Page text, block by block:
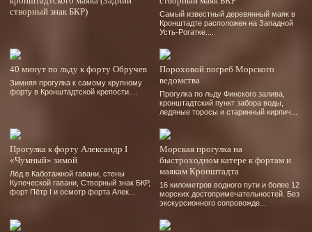
створный знак БКР)
Самый известный деревянный маяк в
Кронштадте расположен на Западной
Усть-Рогатке....
40 минут по льду к форту Обручев
Зимняя прогулка к самому крупному
форту в Кронштадтской крепости....
Пороховой погреб Морского
ведомства
Прогулка по льду Финского залива,
кронштадтский пункт забора воды,
ледяные торосы и старинный кирпич...
Прогулка к форту Александр I
«Чумный» зимой
Лёд в Каботажной гавани, стены
Купеческой гавани, Створный знак БКР,
форт Пётр І и осмотр форта Алек...
Морская прогулка на
быстроходном катере к фортам и
маякам Кронштадта
16 километров водного пути и более 12
морских достопримечательностей. Без
экскурсионного сопровожде...